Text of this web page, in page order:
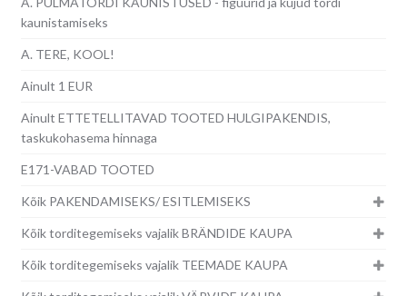
kaunistamiseks
A. TERE, KOOL!
Ainult 1 EUR
Ainult ETTETELLITAVAD TOOTED HULGIPAKENDIS,
taskukohasema hinnaga
E171-VABAD TOOTED
Kõik PAKENDAMISEKS/ ESITLEMISEKS
Kõik torditegemiseks vajalik BRÄNDIDE KAUPA
Kõik torditegemiseks vajalik TEEMADE KAUPA